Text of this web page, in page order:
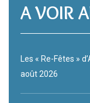
A VOIR
Les « Re-Fêtes »
août 2026